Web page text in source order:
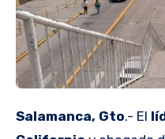
Salamanca, Gto.- El